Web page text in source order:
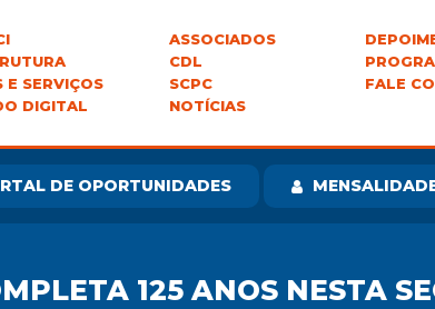
E SERVIÇOS
DIGITAL
ASSOCIADOS
CDL
SCPC
NOTÍCIAS
FALE
DE OPORTUNIDADES
125 ANOS NESTA